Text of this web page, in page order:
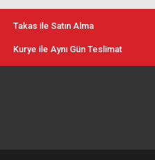
Takas ile Satın Alma
Kurye ile Aynı Gün Teslimat